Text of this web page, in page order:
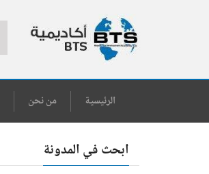
الرئيسية من نحن
ابحث في المدونة